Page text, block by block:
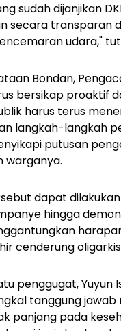
sudah dijanjikan
secara transparan
udara,"
Bondan,
bersikap proaktif
harus terus
langkah-langkah
putusan
warganya.
dapat
hingga
cenderung
penggugat,
tanggung
panjang pada